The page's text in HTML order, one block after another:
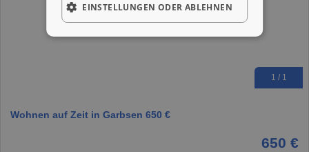
1 / 1
Wohnen auf Zeit in Garbsen 650 €
650 €
EINSTELLUNGEN ODER ABLEHNEN